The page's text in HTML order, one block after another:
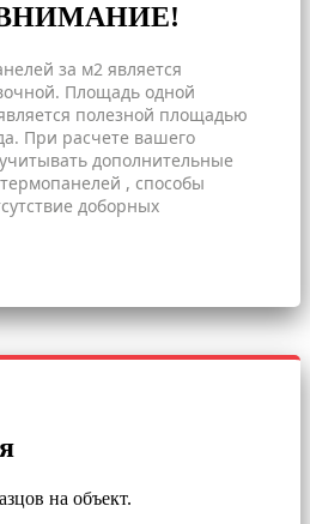
за м2 является
Площадь одной
полезной площадью
При расчете вашего
дополнительные
, способы
доборных
на объект.